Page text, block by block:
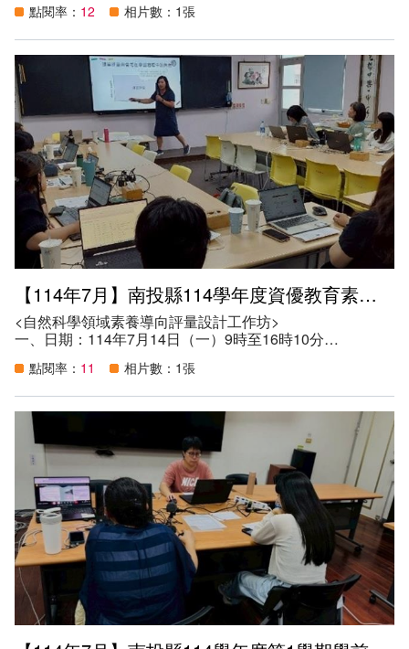
三、講師：臺北市立萬華國民中學王美玲教師
四、參加資格：
（一）本縣安置有資賦優異學生之學校，每班/方案至少指
派一名資優課程授課教師擇一場次參與。
（二）對此主題有興趣之國中、小教師。
五、目的：
（一）提升教師素養導向評量設計能力：協助專長領域教師
掌握素養導向評量的核心概念與設計原則，確保評量能有效
反映學生在真實情境中的知識、技能與態度。
（二）優化特殊教育評量工具與方法：引導教師設計適合不
同學習需求學生的評量工具，促進個別差異的尊重與適性發
展，確保每位學生都能在公平的情境下展現所學。
（三）促進跨領域教師專業合作與經驗交流：提供教師之間
交流與分享的平臺，促進特殊教育教師與普通教育教師之間
的協作，建立整合性、全面性的評量支持系統。
點閱率： 12 相片數：1張
【114年7月】南投縣114學年度資優教育素養導向評量設計增能研習
<自然科學領域素養導向評量設計工作坊>
一、日期：114年7月14日（一）9時至16時10分
三、講師：臺北市立萬華國民中學王美玲教師
四、參加資格：
（一）本縣安置有資賦優異學生之學校，每班/方案至少指
派一名資優課程授課教師擇一場次參與。
（二）對此主題有興趣之國中、小教師。
五、目的：
（一）提升教師素養導向評量設計能力：協助專長領域教師
掌握素養導向評量的核心概念與設計原則，確保評量能有效
反映學生在真實情境中的知識、技能與態度。
（二）優化特殊教育評量工具與方法：引導教師設計適合不
同學習需求學生的評量工具，促進個別差異的尊重與適性發
展，確保每位學生都能在公平的情境下展現所學。
（三）促進跨領域教師專業合作與經驗交流：提供教師之間
交流與分享的平臺，促進特殊教育教師與普通教育教師之間
的協作，建立整合性、全面性的評量支持系統。
點閱率： 11 相片數：1張